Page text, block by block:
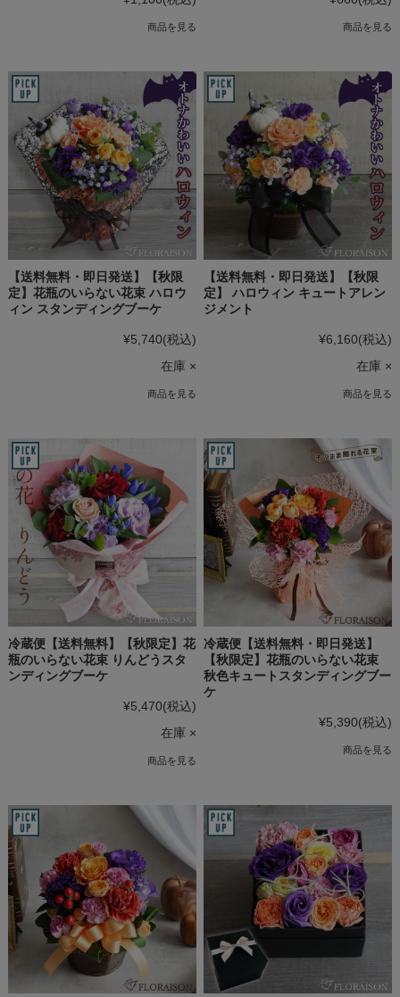
商品を見る 商品を見る
【送料無料・即日発送】【秋限
定】花瓶のいらない花束 ハロウ
ィン スタンディングブーケ
¥5,740(税込)
在庫 ×
商品を見る
【送料無料・即日発送】【秋限
定】 ハロウィン キュートアレン
ジメント
¥6,160(税込)
在庫 ×
商品を見る
冷蔵便【送料無料】【秋限定】花
瓶のいらない花束 りんどうスタ
ンディングブーケ
¥5,470(税込)
在庫 ×
商品を見る
冷蔵便【送料無料・即日発送】
【秋限定】花瓶のいらない花束
秋色キュートスタンディングブー
ケ
¥5,390(税込)
商品を見る